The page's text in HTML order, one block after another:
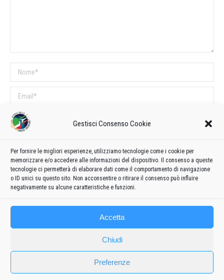
Gestisci Consenso Cookie
Per fornire le migliori esperienze, utilizziamo tecnologie come i cookie per
memorizzare e/o accedere alle informazioni del dispositivo. Il consenso a queste
tecnologie ci permetterà di elaborare dati come il comportamento di navigazione
o ID unici su questo sito. Non acconsentire o ritirare il consenso può influire
negativamente su alcune caratteristiche e funzioni.
Accetta
Chiudi
Preferenze
Nome *
Email *
Sito web
COMMENTI SUL POST
Questo sito utilizza Akismet per ridurre lo spam.Scopri come vengono
elaborati i dati derivati dai commenti.